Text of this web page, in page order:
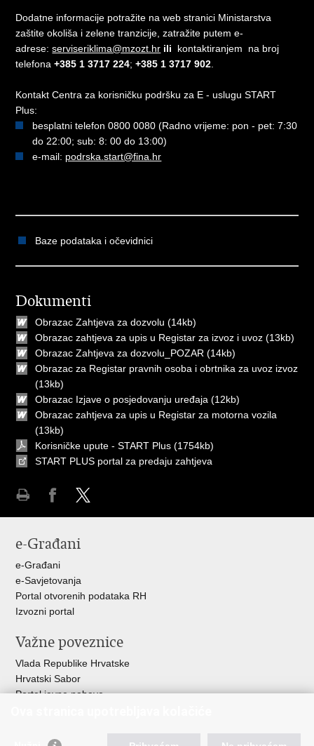
Dodatne informacije potražite na web stranici Ministarstva
zaštite okoliša i zelene tranzicije, zatražite putem e-
adrese:serviseriklima@mzozt.hr ili kontaktiranjem na broj
telefona+385 1 3717 224; +385 1 3717 902
Kontakt Centra za korisničku podršku za E - uslugu START
Plus:
besplatni telefon 0800 0080 (Radno vrijeme: pon - pet: 7:30
do 22:00; sub: 8: 00 do 13:00)
e-mail: podrska.start@fina.hr
Baze podataka i očevidnici
Dokumenti
Obrazac Zahtjeva za dozvolu (14kb)
Obrazac zahtjeva za upis u Registar za izvoz i uvoz (13kb)
Obrazac Zahtjeva za dozvolu_POZAR (14kb)
Obrazac za Registar pravnih osoba i obrtnika za uvoz izvoz
(13kb)
Obrazac Izjave o posjedovanju uređaja (12kb)
Obrazac zahtjeva za upis u Registar za motorna vozila
(13kb)
Korisničke upute - START Plus (1754kb)
START PLUS portal za predaju zahtjeva
FacebookuTwitteru
e-Građani
e-Građani
e-Savjetovanja
Portal otvorenih podataka RH
Izvozni portal
Važne poveznice
Vlada Republike Hrvatske
Hrvatski Sabor
Portal javne nabave